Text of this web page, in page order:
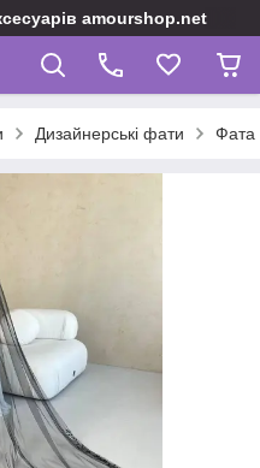
amourshop.net
Дизайнерські фати Фата